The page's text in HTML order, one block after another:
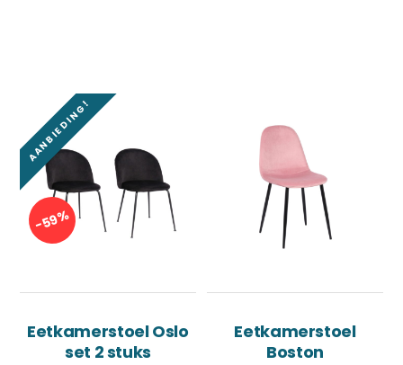
AANBIEDING!
-59%
Eetkamerstoel Oslo
set 2 stuks
Eetkamerstoel
Boston